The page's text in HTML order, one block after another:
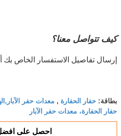
كيف تتواصل معنا؟
إرسال تفاصيل الاستفسار الخاص بك
بطاقة: حفار الحفارة , معدات حفر
حفار الحفارة، معدات حفر الآبار
احصل على